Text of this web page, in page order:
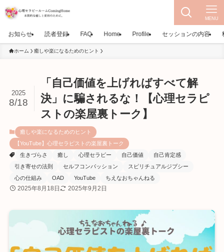
MENU
お知らせ 読者登録 FAQ Home Profile セッションの内容
ホーム 癒しや楽になるためのヒント
「自己価値を上げればすべて解
決」に騙されるな！【心理セラピ
ストの楽屋裏トーク】
2025
8/18
癒しや楽になるためのヒント
【YouTube】心理セラピストの楽屋裏トーク
生きづらさ
癒し 心理セラピー 自己価値
自己肯定感
引き寄せの法則
セルフコンパッション
スピリチュアルジプシー
心の仕組み
OAD YouTube ちえなおちゃんねる
2025年8月18日 2025年9月2日